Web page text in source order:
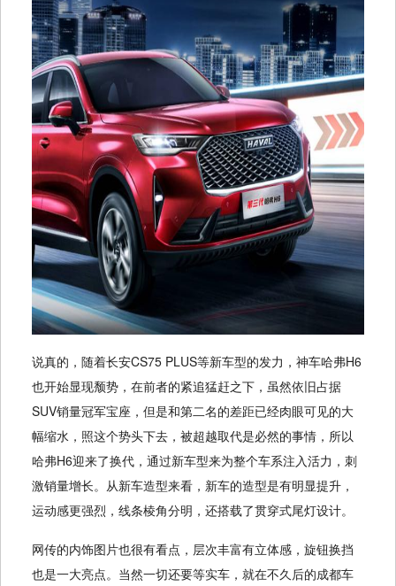
说真的，随着长安CS75 PLUS等新车型的发力，神车哈弗H6
也开始显现颓势，在前者的紧追猛赶之下，虽然依旧占据
SUV销量冠军宝座，但是和第二名的差距已经肉眼可见的大
幅缩水，照这个势头下去，被超越取代是必然的事情，所以
哈弗H6迎来了换代，通过新车型来为整个车系注入活力，刺
激销量增长。从新车造型来看，新车的造型是有明显提升，
运动感更强烈，线条棱角分明，还搭载了贯穿式尾灯设计。
网传的内饰图片也很有看点，层次丰富有立体感，旋钮换挡
也是一大亮点。当然一切还要等实车，就在不久后的成都车